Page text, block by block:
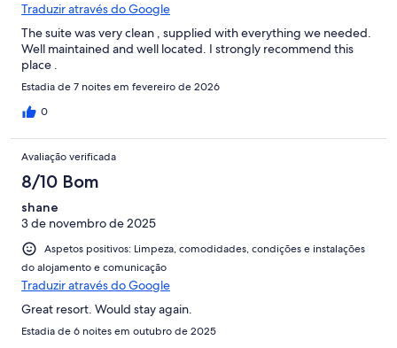
Traduzir através do Google
The suite was very clean , supplied with everything we needed.
Well maintained and well located. I strongly recommend this
place .
Estadia de 7 noites em fevereiro de 2026
0
Avaliação verificada
8/10 Bom
shane
3 de novembro de 2025
Aspetos positivos: Limpeza, comodidades, condições e instalações
do alojamento e comunicação
Traduzir através do Google
Great resort. Would stay again.
Estadia de 6 noites em outubro de 2025